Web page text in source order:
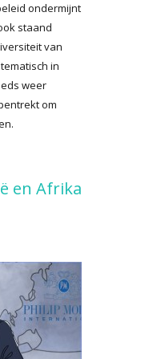
ondermijnt
staand
van
in
weer
om
en Afrika